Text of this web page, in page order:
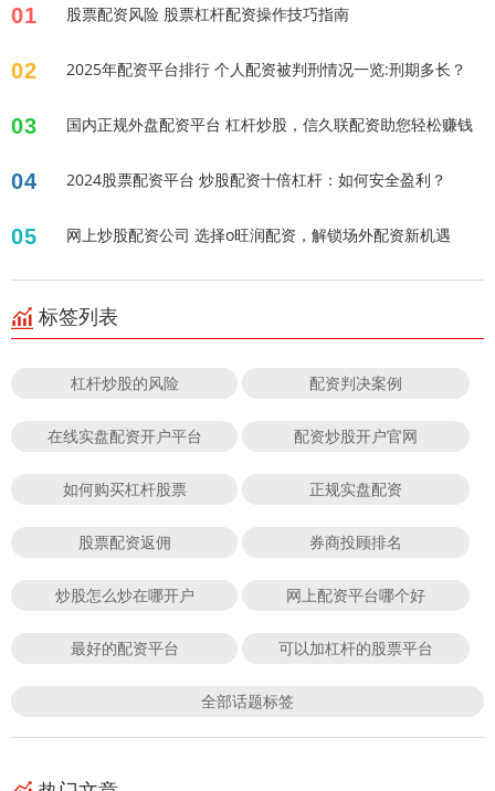
01 股票配资风险 股票杠杆配资操作技巧指南
02 2025年配资平台排行 个人配资被判刑情况一览:刑期多长？
03 国内正规外盘配资平台 杠杆炒股，信久联配资助您轻松赚钱
04 2024股票配资平台 炒股配资十倍杠杆：如何安全盈利？
05 网上炒股配资公司 选择o旺润配资，解锁场外配资新机遇
标签列表
杠杆炒股的风险 配资判决案例
在线实盘配资开户平台 配资炒股开户官网
如何购买杠杆股票 正规实盘配资
股票配资返佣 券商投顾排名
炒股怎么炒在哪开户 网上配资平台哪个好
最好的配资平台 可以加杠杆的股票平台
全部话题标签